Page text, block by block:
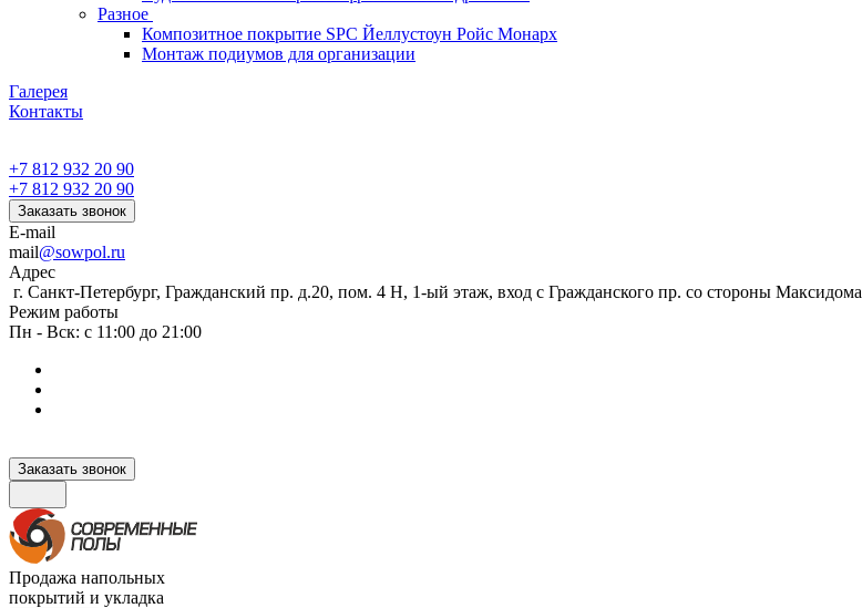
Разное
Композитное покрытие SPC Йеллустоун Ройс Монарх
Монтаж подиумов для организации
Галерея
Контакты
+7 812 932 20 90
+7 812 932 20 90
Заказать звонок
E-mail
mail@sowpol.ru
Адрес
г. Санкт-Петербург, Гражданский пр. д.20, пом. 4 Н, 1-ый этаж, вход с Гражданского пр. со стороны Максидома
Режим работы
Пн - Вск: с 11:00 до 21:00
Заказать звонок
Продажа напольных
покрытий и укладка